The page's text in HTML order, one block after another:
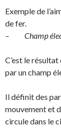
Exemple de
de fer.
– Champ
C’est le
par un champ
Il définit des
mouvement et
circule dans le